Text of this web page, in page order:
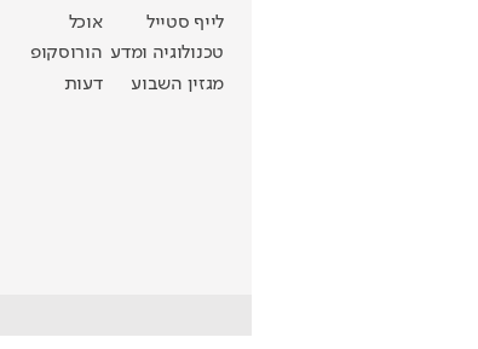
לייף סטייל
אוכל
טכנולוגיה ומדע הורוסקופ
מגזין השבוע
דעות